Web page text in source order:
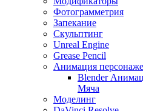
Фотограмметрия
Запекание
Скульптинг
Unreal Engine
Grease Pencil
Анимация
Blender
Мяча
Моделинг